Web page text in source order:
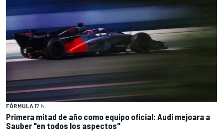
FÓRMULA 17 h
Primera mitad de año como equipo oficial: Audi mejoara a
Sauber "en todos los aspectos"